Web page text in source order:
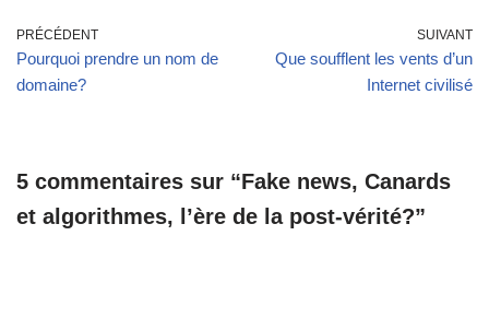
PRÉCÉDENT
Pourquoi prendre un nom de
domaine?
SUIVANT
Que soufflent les vents d’un
Internet civilisé
5 commentaires sur “Fake news, Canards
et algorithmes, l’ère de la post-vérité?”